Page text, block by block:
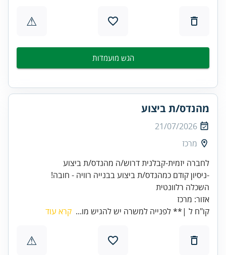
⚠
הגש מועמדות
מהנדס/ת ביצוע
21/07/2026
מרכז
אזור: מרכז
קו"ח ל |** לפנייה למשרה יש להגיש מו... קרא עוד
⚠